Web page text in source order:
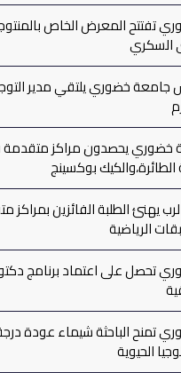
تفتتح المعرض الخاص
السكري
جامعة خضوري يلتقي مدير
خضوري يحصدون مراكز
الطائرة،والكيك بوكسينج
يهنئ الطلبة الفائزين
الرياضية
تحصل على اعتماد برنامج
تمنح الباحثة شيماء عودة
الحيوية